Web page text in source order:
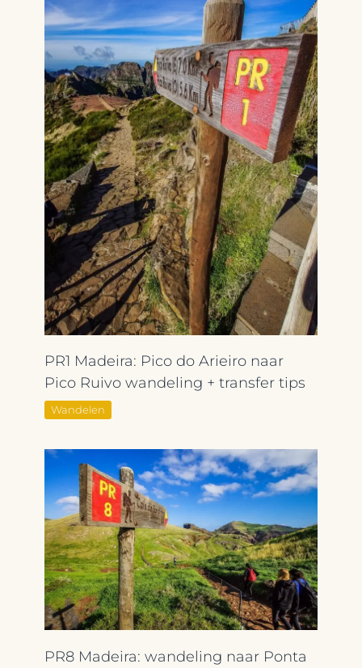
PR1 Madeira: Pico do Arieiro naar
Pico Ruivo wandeling + transfer tips
Wandelen
PR8 Madeira: wandeling naar Ponta